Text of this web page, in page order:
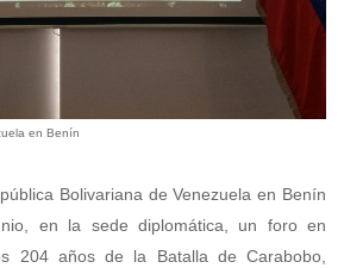
en Benín
Bolivariana de Venezuela en Benín
en la sede diplomática, un foro en
204 años de la Batalla de Carabobo,